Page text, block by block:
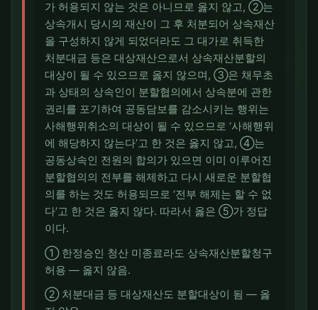
가 허용되지 않는 것은 아니므로 옳지 않고, ②는
상속개시 당시의 재산이 그 후 처분되어 상속재산
을 구성하지 않게 되었더라도 그 대가로 취득한
처분대금 등은 대상재산으로서 상속재산분할의
대상이 될 수 있으므로 옳지 않으며, ③은 채무초
과 상태의 상속인이 분할협의에서 상속분에 관한
권리를 포기하여 공동담보를 감소시키는 행위는
사해행위취소의 대상이 될 수 있으므로 ‘사해행위
에 해당하지 않는다’고 한 것은 옳지 않고, ④는
공동상속인 전원의 합의가 있으면 이미 이루어진
분할협의의 전부를 해제하고 다시 새로운 분할협
의를 하는 것도 허용되므로 ‘전부 해제는 할 수 없
다’고 한 것은 옳지 않다. 따라서 옳은 ⑤가 정답
이다.
① 한정승인 청산 미종료라도 상속재산분할청구
허용 — 옳지 않음.
② 처분대금 등 대상재산도 분할대상이 됨 — 옳